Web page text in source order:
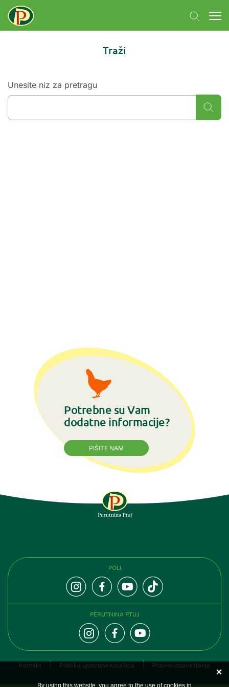
Traži
Unesite niz za pretragu
Potrebne su Vam
dodatne informacije?
PIŠITE NAM
POLI
PERUTNINA PTUJ
Kontakt Politika upotrebe kolačića Pravno obaveštenje
By using this website, you agree to the use of cookies in